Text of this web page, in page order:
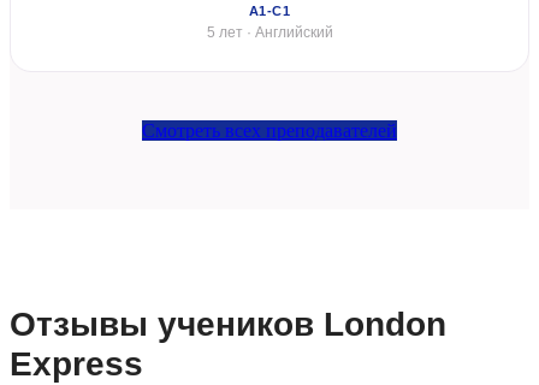
А1-С1
5 лет · Английский
Смотреть всех преподавателей
Отзывы учеников London
Express